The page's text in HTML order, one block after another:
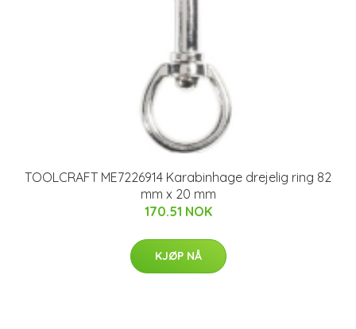
TOOLCRAFT ME7226914 Karabinhage drejelig ring 82
mm x 20 mm
170.51 NOK
KJØP NÅ